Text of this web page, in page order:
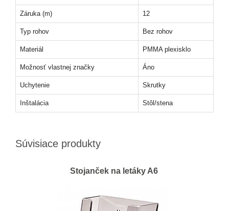
Záruka (m) 12
Typ rohov Bez rohov
Materiál PMMA plexisklo
Možnosť vlastnej značky Áno
Uchytenie Skrutky
Inštalácia Stôl/stena
Súvisiace produkty
Stojanček na letáky A6